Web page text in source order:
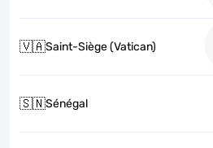
🇻🇦Saint-Siège (Vatican)
🇸🇳Sénégal